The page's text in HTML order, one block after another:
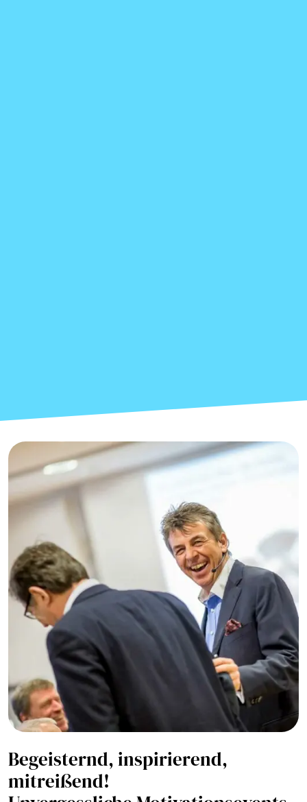
Begeisternd, inspirierend,
mitreißend!